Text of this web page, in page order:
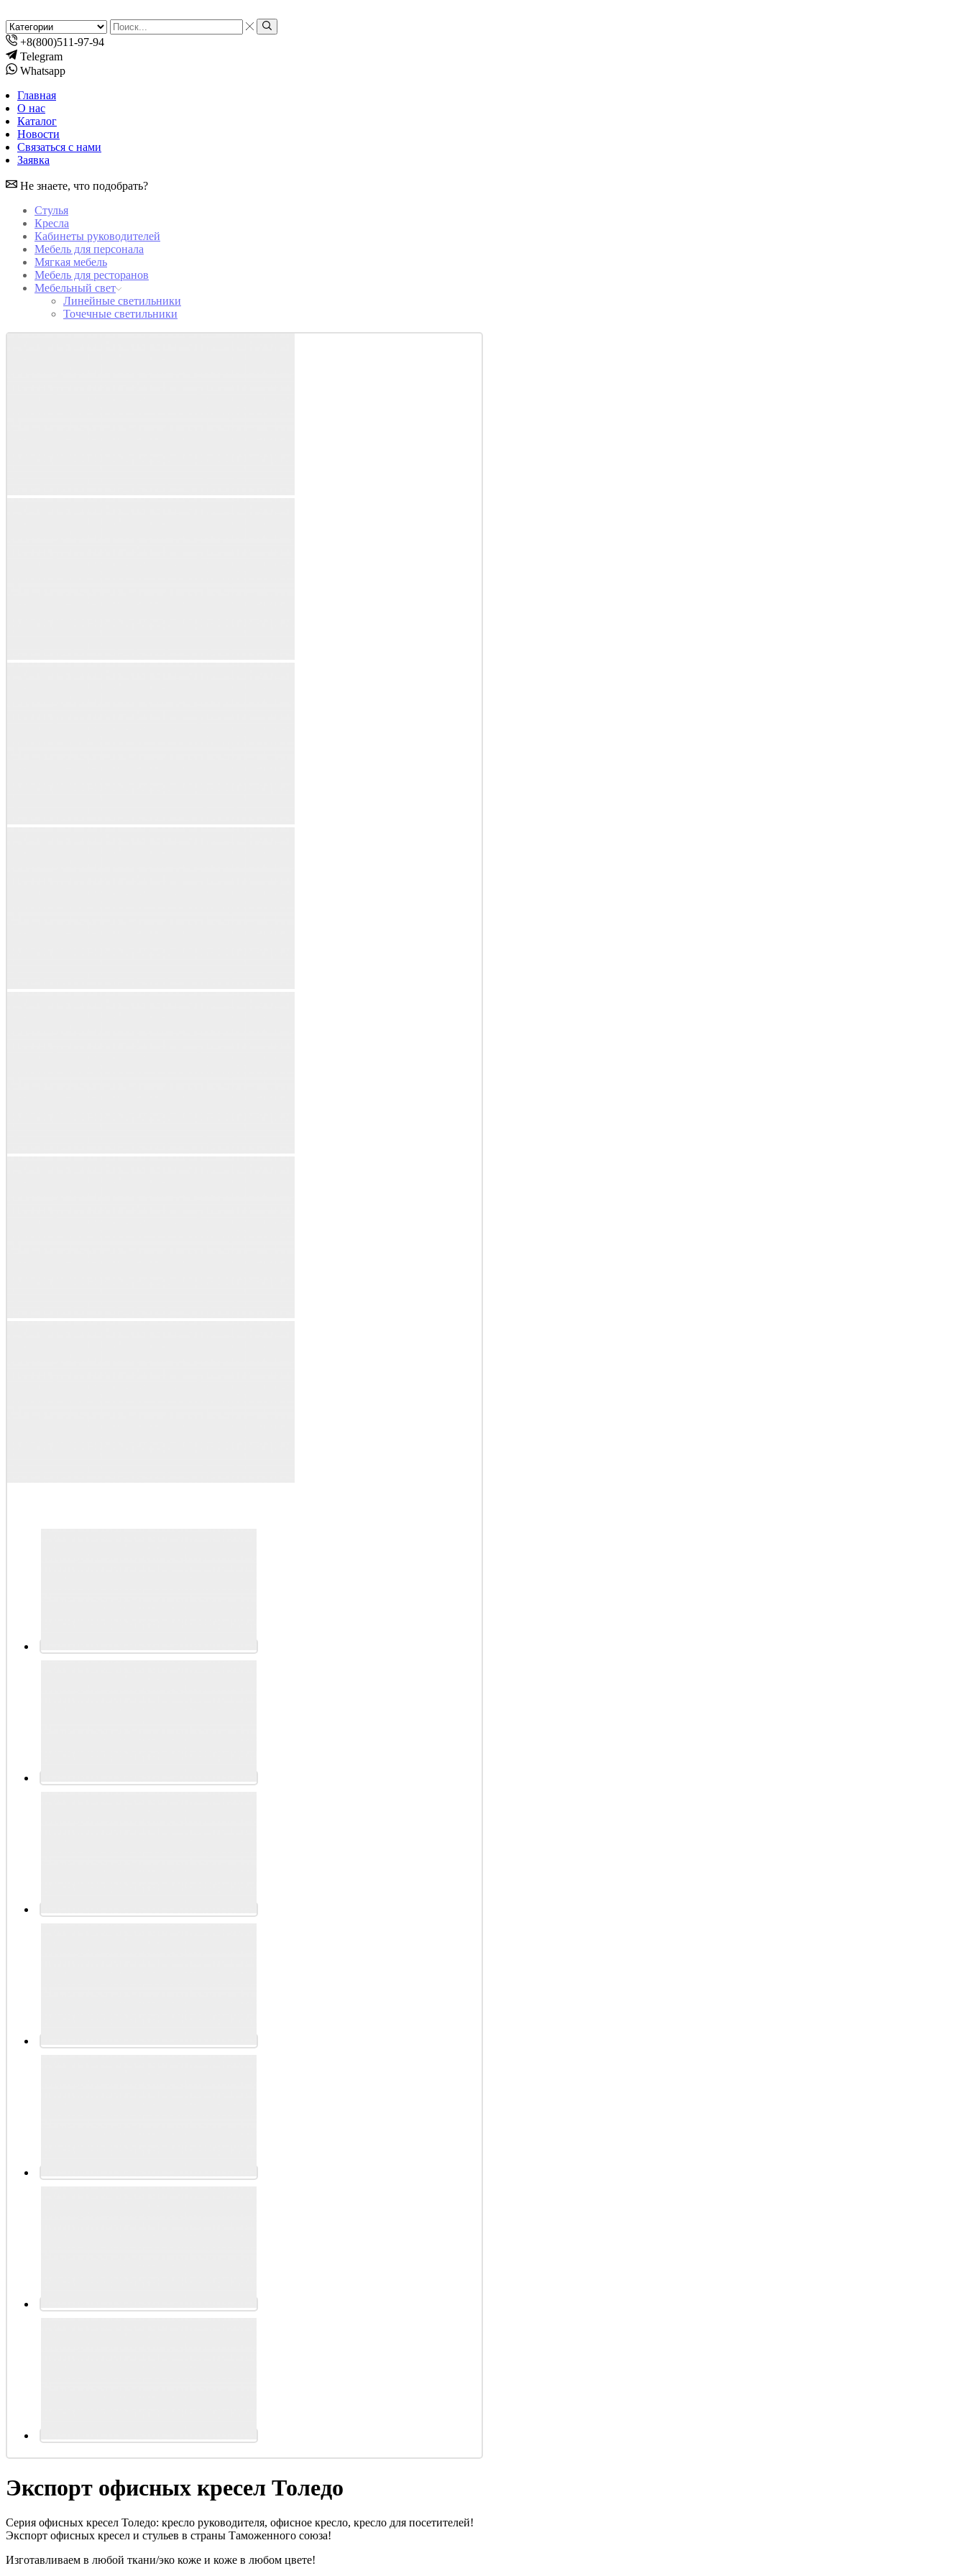
Search
input
Search
+8(800)511-97-94
Telegram
Whatsapp
Главная
О нас
Каталог
Новости
Связаться с нами
Заявка
Не знаете, что подобрать?
Стулья
Кресла
Кабинеты руководителей
Мебель для персонала
Мягкая мебель
Мебель для ресторанов
Мебельный свет
Линейные светильники
Точечные светильники
Экспорт офисных кресел Толедо
Серия офисных кресел Толедо: кресло руководителя, офисное кресло, кресло для посетителей!
Экспорт офисных кресел и стульев в страны Таможенного союза!
Изготавливаем в любой ткани/эко коже и коже в любом цвете!